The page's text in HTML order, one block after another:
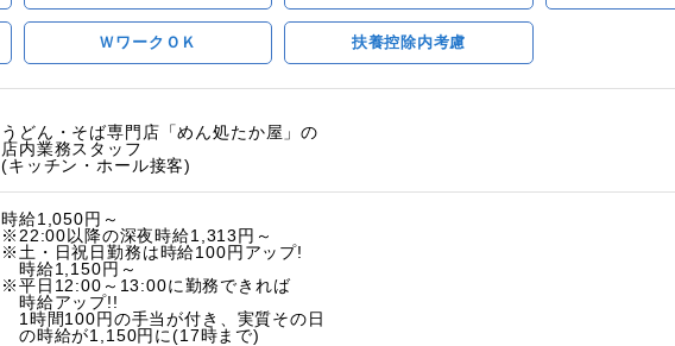
ＷワークＯＫ 扶養控除内考慮
うどん・そば専門店「めん処たか屋」の
店内業務スタッフ
(キッチン・ホール接客)
時給1,050円～
※22:00以降の深夜時給1,313円～
※土・日祝日勤務は時給100円アップ!
時給1,150円～
※平日12:00～13:00に勤務できれば
時給アップ!!
1時間100円の手当が付き、実質その日
の時給が1,150円に(17時まで)